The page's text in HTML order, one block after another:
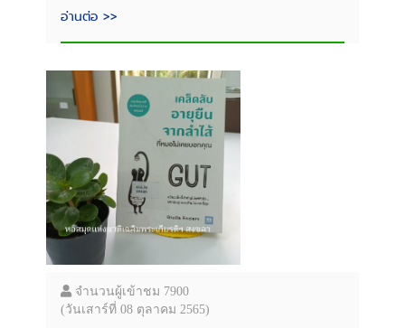
อ่านต่อ >>
จำนวนผู้เข้าชม 7900
(วันเสาร์ที่ 08 ตุลาคม 2565)